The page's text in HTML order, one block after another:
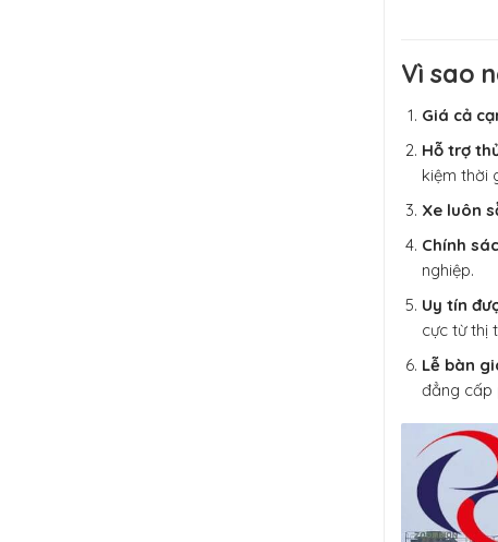
Vì sao
Giá cả
Hỗ trợ
kiệm thời
Xe luôn
Chính
nghiệp.
Uy tín
cực từ thị
Lễ bàn
đẳng cấp